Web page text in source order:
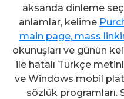
aksanda dinleme
anlamlar, kelime
main page, mass
okunuşları ve günün
ile hatalı Türkçe
ve Windows mobil
sözlük programları.